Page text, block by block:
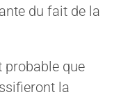
du fait de la
probable que
la